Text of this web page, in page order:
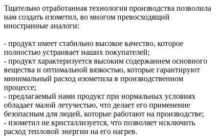
Тщательно отработанная технология производства позволила
нам создать изометил, во многом превосходящий
иностранные аналоги:
- продукт имеет стабильно высокое качество, которое
полностью устраивает наших покупателей;
- продукт характеризуется высоким содержанием основного
вещества и оптимальной вязкостью, которые гарантируют
минимальный расход изометила в производственном
процессе;
- предлагаемый нами продукт при нормальных условиях
обладает малой летучестью, что делает его применение
безопасным для людей, которые работают на производстве;
- изометил не кристаллизуется, что позволяет исключить
расход тепловой энергии на его нагрев.